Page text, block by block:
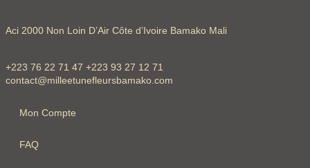
Aci 2000 Non Loin D’Air Côte d’Ivoire Bamako Mali
+223 76 22 71 47 +223 93 27 12 71
contact@milleetunefleursbamako.com
Mon Compte
FAQ